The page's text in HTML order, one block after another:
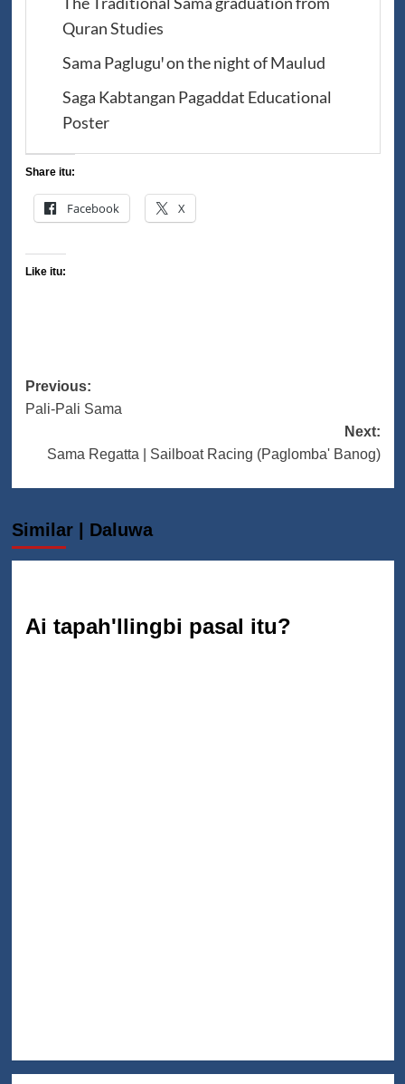
Quran Studies
Sama Pagluguꞌ on the night of Maulud
Saga Kabtangan Pagaddat Educational
Poster
Share itu:
Facebook X
Like itu:
Post
navigation
Previous:
Pali-Pali Sama
Next:
Sama Regatta | Sailboat Racing (Paglomba' Banog)
Similar | Daluwa
Ai tapah'llingbi pasal itu?